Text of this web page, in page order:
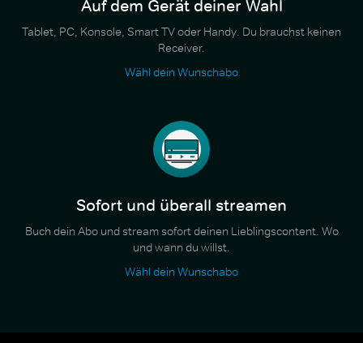
Auf dem Gerät deiner Wahl
Tablet, PC, Konsole, Smart TV oder Handy. Du brauchst keinen
Receiver.
Wähl dein Wunschabo
Sofort und überall streamen
Buch dein Abo und stream sofort deinen Lieblingscontent. Wo
und wann du willst.
Wähl dein Wunschabo